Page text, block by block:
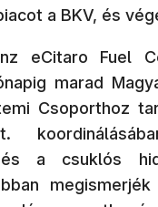
a BKV, és
eCitaro Fuel
marad
Csoporthoz
a csuklós